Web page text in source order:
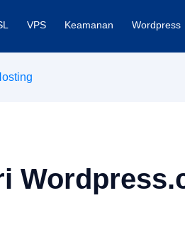
VPS Keamanan Wordpress